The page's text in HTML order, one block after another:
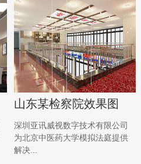
山东某检察院效果图
深圳亚讯威视数字技术有限公司
为北京中医药大学模拟法庭提供
解决...